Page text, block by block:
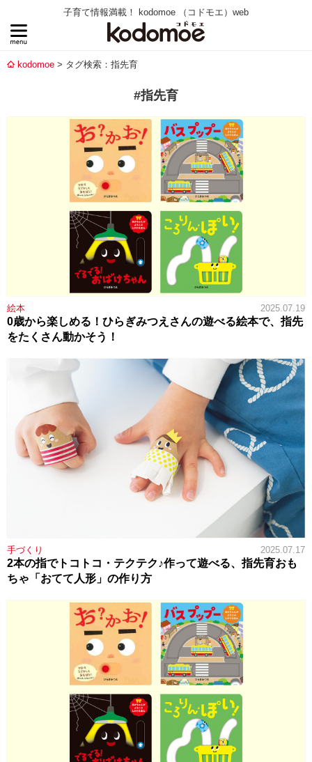
子育て情報満載！ kodomoe （コドモエ）web
kodomoe タグ検索：指先育
#指先育
絵本 2025.07.19
0歳から楽しめる！ひらぎみつえさんの遊べる絵本で、指先
をたくさん動かそう！
手づくり 2025.07.17
2本の指でトコトコ・テクテク♪作って遊べる、指先育おも
ちゃ「おてて人形」の作り方